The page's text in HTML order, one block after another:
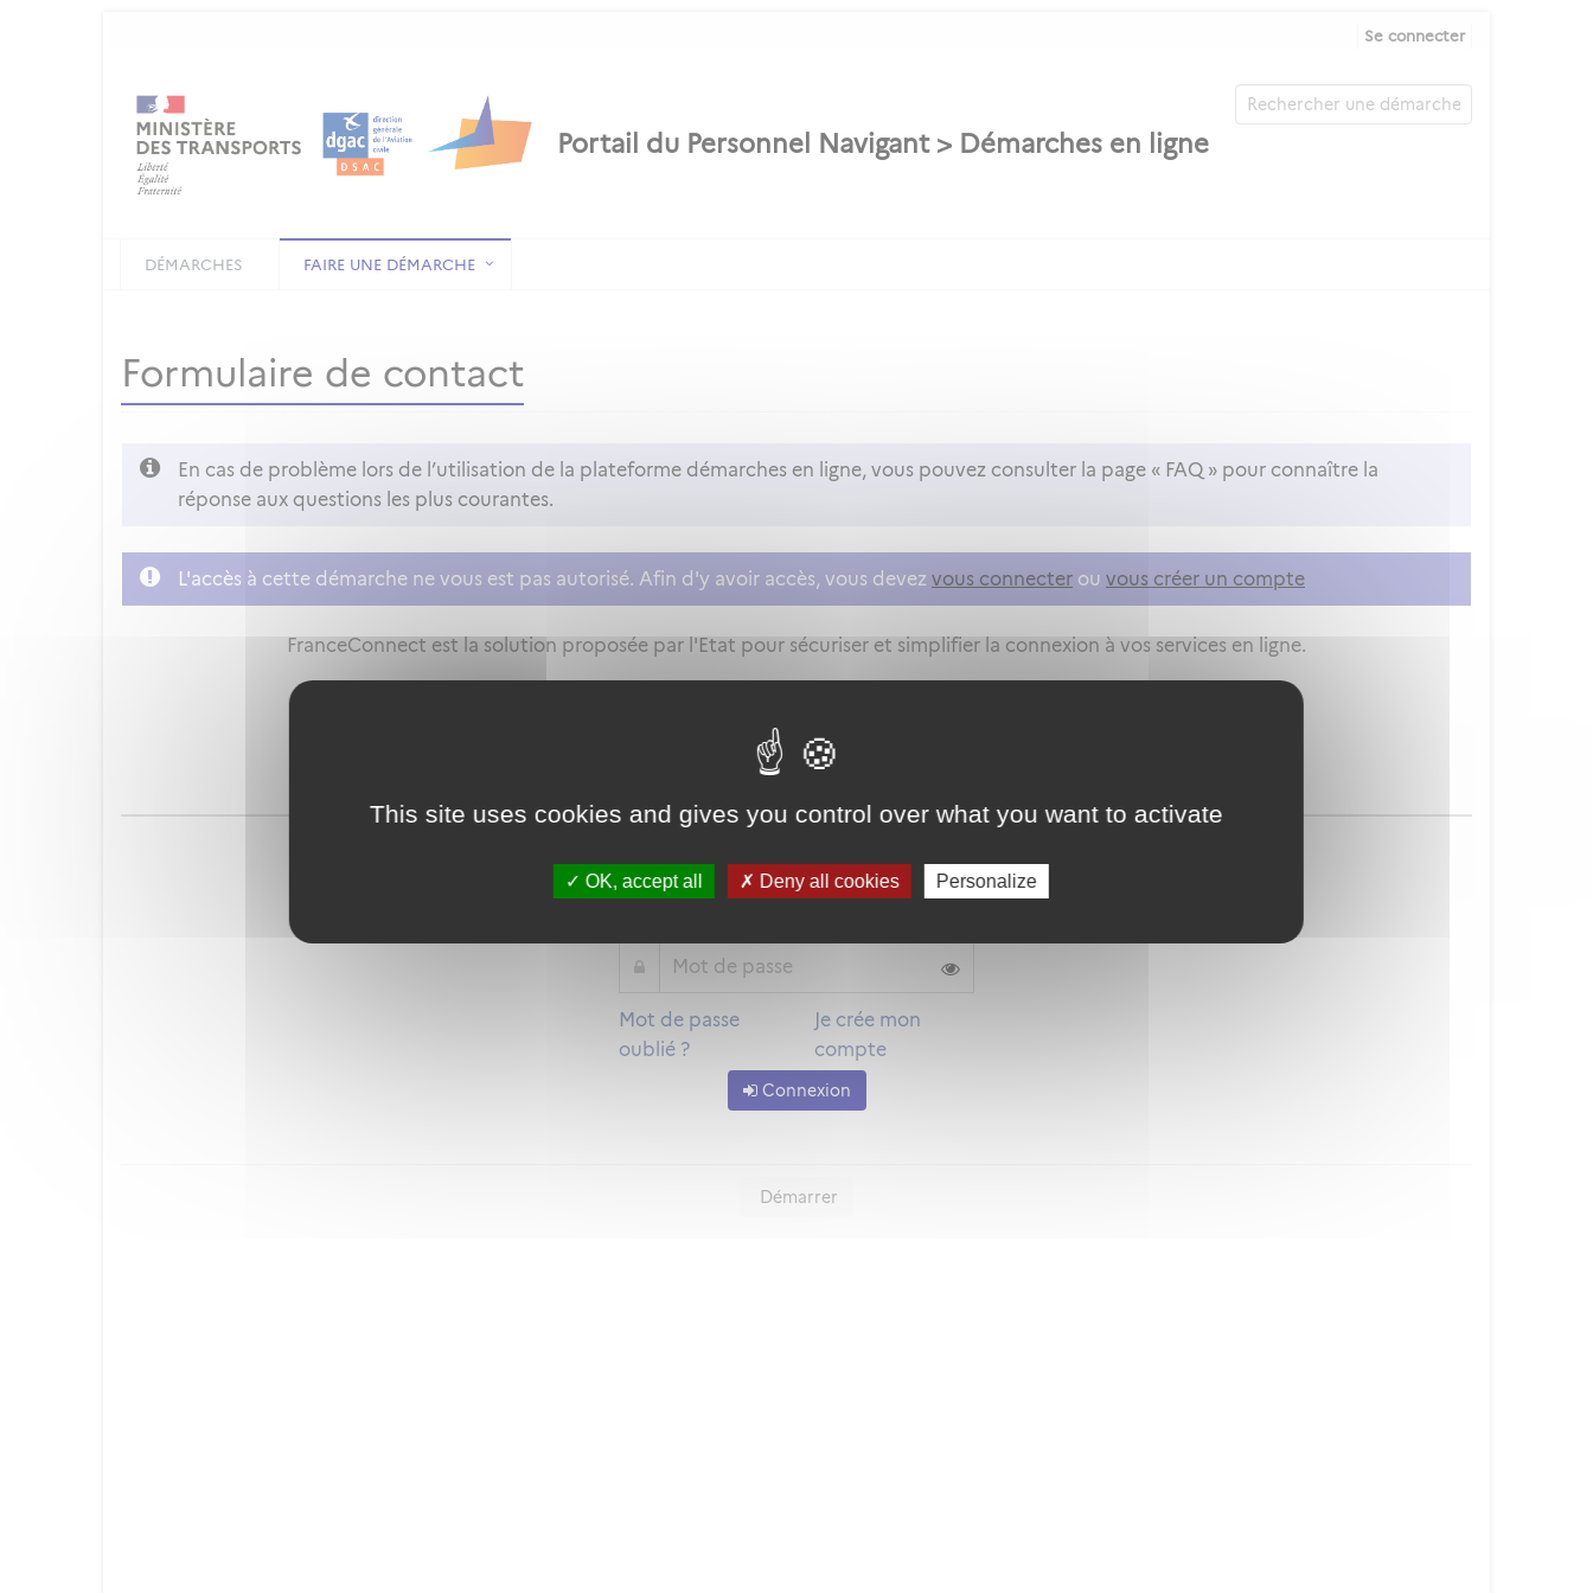
This site uses cookies and gives you control over what you want to activate
OK, accept all Deny all cookies Personalize
Se connecter
DÉMARCHES FAIRE UNE DÉMARCHE
Formulaire de contact
En cas de problème lors de l’utilisation de la plateforme démarches en ligne, vous pouvez consulter la page « FAQ » pour connaître la
réponse aux questions les plus courantes.
L'accès à cette démarche ne vous est pas autorisé. Afin d'y avoir accès, vous devez vous connecter ou vous créer un compte
FranceConnect est la solution proposée par l'Etat pour sécuriser et simplifier la connexion à vos services en ligne.
Qu'est-ce que FranceConnect ?
ou
Mot de passe
oublié ?
Je crée mon
compte
Connexion
Démarrer